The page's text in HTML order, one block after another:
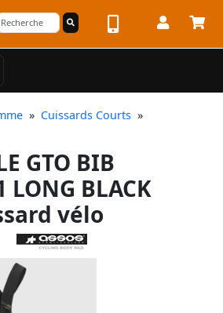
» Cuissards Courts »
GTO BIB
LONG BLACK
vélo